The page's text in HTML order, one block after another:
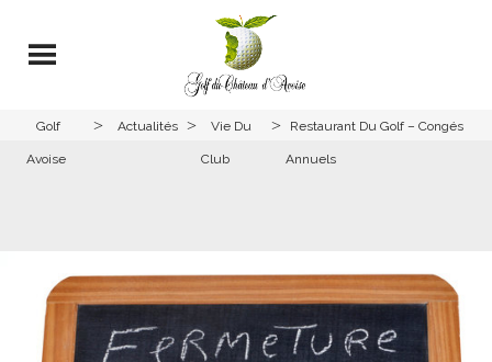
Golf
Avoise
> Actualités > Vie Du
Club
> Restaurant Du Golf – Congés
Annuels